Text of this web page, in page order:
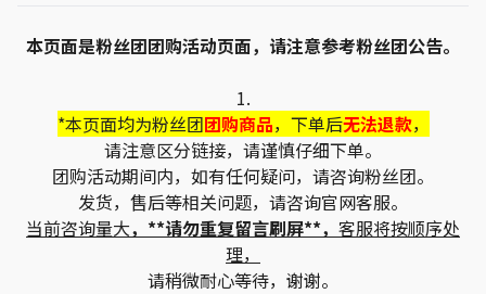
本页面是粉丝团团购活动页面，请注意参考粉丝团公告。
1.
*本页面均为粉丝团团购商品，下单后无法退款，
请注意区分链接，请谨慎仔细下单。
团购活动期间内，如有任何疑问，请咨询粉丝团。
发货，售后等相关问题，请咨询官网客服。
当前咨询量大，**请勿重复留言刷屏**， 客服将按顺序处
理，
请稍微耐心等待，谢谢。